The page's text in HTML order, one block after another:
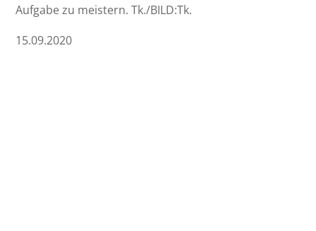
Aufgabe zu meistern. Tk./BILD:Tk.
15.09.2020